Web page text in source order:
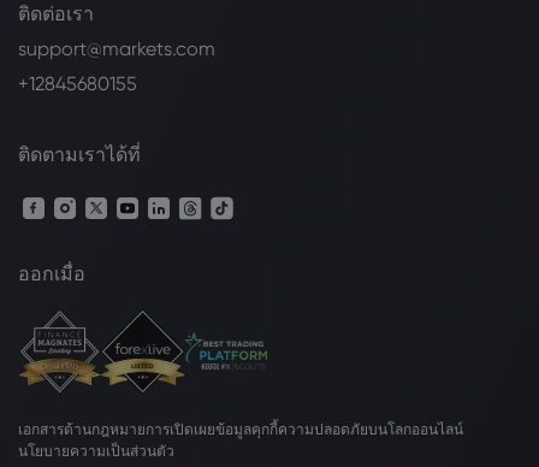
ติดต่อเรา
support@markets.com
+12845680155
ติดตามเราได้ที่
ออกเมื่อ
เอกสารด้านกฎหมายการเปิดเผยข้อมูลคุกกี้ความปลอดภัยบนโลกออนไลน์
นโยบายความเป็นส่วนตัว